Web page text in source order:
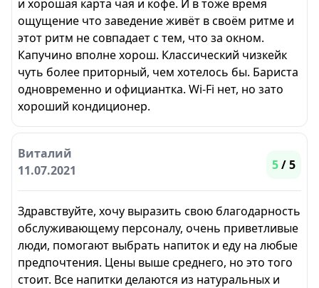
и хорошая карта чая и кофе. И в тоже время
ощущение что заведение живёт в своём ритме и
этот ритм не совпадает с тем, что за окном.
Капучино вполне хорош. Классический чизкейк
чуть более приторный, чем хотелось бы. Бариста
одновременно и официантка. Wi-Fi нет, но зато
хороший кондиционер.
Виталий
11.07.2021
5/ 5
Здравствуйте, хочу выразить свою благодарность
обслуживающему персоналу, очень приветливые
люди, помогают выбрать напиток и еду на любые
предпочтения. Цены выше среднего, но это того
стоит. Все напитки делаются из натуральных и